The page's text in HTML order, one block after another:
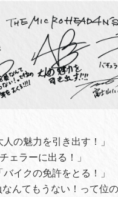
の魅力を引き出す！」
ェラーに出る！」
イクの免許をとる！」
んてもうない！って位